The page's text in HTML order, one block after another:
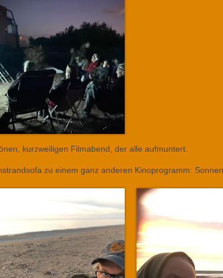
kurzweiligen Filmabend, der alle aufmuntert.
zu einem ganz anderen Kinoprogramm: